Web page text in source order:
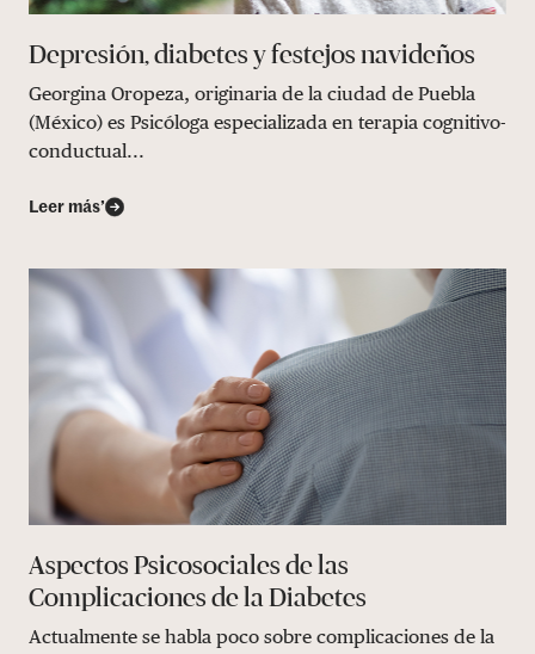
Depresión, diabetes y festejos navideños
Georgina Oropeza, originaria de la ciudad de Puebla
(México) es Psicóloga especializada en terapia cognitivo-
conductual...
Leer más’
Aspectos Psicosociales de las
Complicaciones de la Diabetes
Actualmente se habla poco sobre complicaciones de la